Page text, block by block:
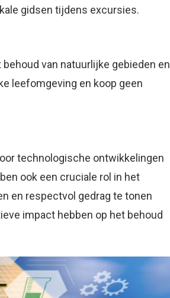
gidsen tijdens excursies.
van natuurlijke gebieden en
leefomgeving en koop geen
technologische ontwikkelingen
ook een cruciale rol in het
en respectvol gedrag te tonen
impact hebben op het behoud